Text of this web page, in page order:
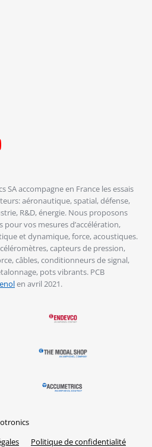
SA accompagne en France les essais
aéronautique, spatial, défense,
R&D, énergie. Nous proposons
pour vos mesures d’accélération,
et dynamique, force, acoustiques.
capteurs de pression,
câbles, conditionneurs de signal,
pots vibrants. PCB
en avril 2021.
Politique de confidentialité